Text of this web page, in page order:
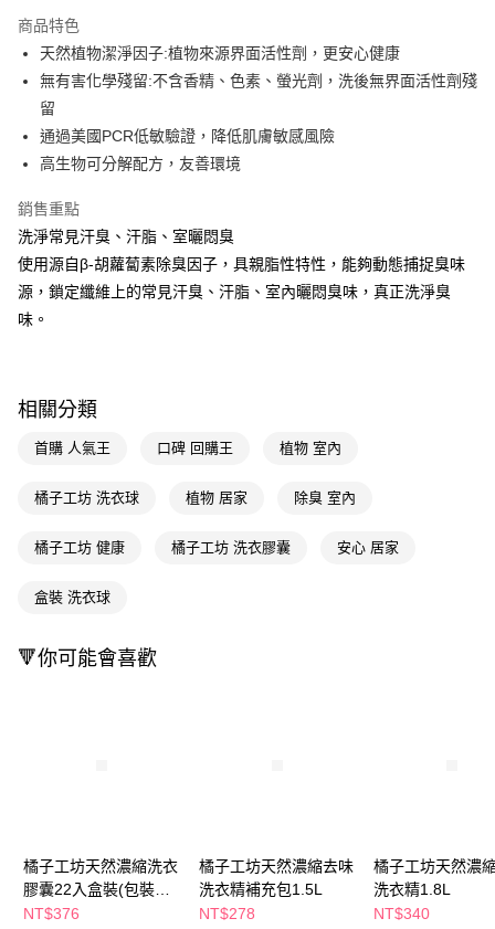
LINE Pay
Apple Pay
街口支付
悠遊付
Google Pay
【關於「AFTEE先享後付」】
AFTEE先享後付是「在收到商品之後才付款」的支付方式。 讓您購物簡單
３．安心：先確認商品／服務後，再付款。
【「AFTEE先享後付」結帳流程】
２．訂單成立數日內，您將收到繳費通知簡訊。
ATM／網路銀行／等多元方式進行付款，方視為交易完成。
後付繳納相關費用。
客戶支援中心」https://netprotections.freshdesk.com/support/home
任。
４．使用「AFTEE先享後付」時，將依據個別帳號之用戶狀況，依本公司即
時審查核予不同之上限額度；若仍有額度不足之情形，本公司將視審查結果
請求用戶進行身份認證。
即享券
全家取貨付款
每筆NT$65，滿NT$390(含以上)免運費
萊爾富取貨付款
每筆NT$65，滿NT$490(含以上)免運費
每筆NT$100，滿NT$790(含以上)免運費
付款後寶雅門市自取(由倉庫統一出貨)
商品特色
天然植物潔淨因子:植物來源界面活性劑，更安心健康
無有害化學殘留:不含香精、色素、螢光劑，洗後無界面活性劑殘
留
通過美國PCR低敏驗證，降低肌膚敏感風險
高生物可分解配方，友善環境
銷售重點
洗淨常見汗臭、汗脂、室曬悶臭
使用源自β-胡蘿蔔素除臭因子，具親脂性特性，能夠動態捕捉臭味
源，鎖定纖維上的常見汗臭、汗脂、室內曬悶臭味，真正洗淨臭
味。
相關分類
首購 人氣王 口碑 回購王 植物 室內
橘子工坊 洗衣球 植物 居家 除臭 室內
橘子工坊 健康 橘子工坊 洗衣膠囊 安心 居家
盒裝 洗衣球
🔻你可能會喜歡
橘子工坊天然濃縮洗衣
膠囊22入盒裝(包裝隨
機出貨)
NT$376
橘子工坊天然濃縮去味
洗衣精補充包1.5L
NT$278
橘子工坊天然濃
洗衣精1.8L
NT$340